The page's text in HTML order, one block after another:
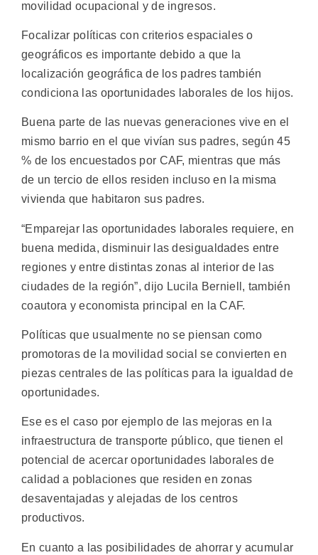
movilidad ocupacional y de ingresos.
Focalizar políticas con criterios espaciales o
geográficos es importante debido a que la
localización geográfica de los padres también
condiciona las oportunidades laborales de los hijos.
Buena parte de las nuevas generaciones vive en el
mismo barrio en el que vivían sus padres, según 45
% de los encuestados por CAF, mientras que más
de un tercio de ellos residen incluso en la misma
vivienda que habitaron sus padres.
“Emparejar las oportunidades laborales requiere, en
buena medida, disminuir las desigualdades entre
regiones y entre distintas zonas al interior de las
ciudades de la región”, dijo Lucila Berniell, también
coautora y economista principal en la CAF.
Políticas que usualmente no se piensan como
promotoras de la movilidad social se convierten en
piezas centrales de las políticas para la igualdad de
oportunidades.
Ese es el caso por ejemplo de las mejoras en la
infraestructura de transporte público, que tienen el
potencial de acercar oportunidades laborales de
calidad a poblaciones que residen en zonas
desaventajadas y alejadas de los centros
productivos.
En cuanto a las posibilidades de ahorrar y acumular